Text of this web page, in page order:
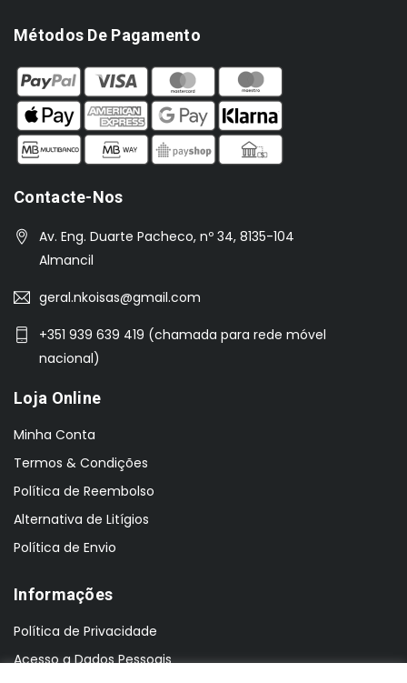
Métodos De Pagamento
Contacte-Nos
Av. Eng. Duarte Pacheco, nº 34, 8135-104
Almancil
geral.nkoisas@gmail.com
+351 939 639 419 (chamada para rede móvel
nacional)
Loja Online
Minha Conta
Termos & Condições
Política de Reembolso
Alternativa de Litígios
Política de Envio
Informações
Política de Privacidade
Acesso a Dados Pessoais